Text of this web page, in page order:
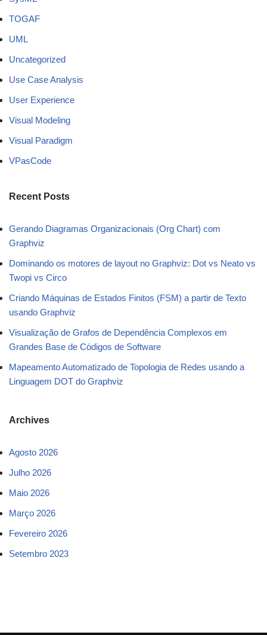
TOGAF
UML
Uncategorized
Use Case Analysis
User Experience
Visual Modeling
Visual Paradigm
VPasCode
Recent Posts
Gerando Diagramas Organizacionais (Org Chart) com
Graphviz
Dominando os motores de layout no Graphviz: Dot vs Neato vs
Twopi vs Circo
Criando Máquinas de Estados Finitos (FSM) a partir de Texto
usando Graphviz
Visualização de Grafos de Dependência Complexos em
Grandes Base de Códigos de Software
Mapeamento Automatizado de Topologia de Redes usando a
Linguagem DOT do Graphviz
Archives
Agosto 2026
Julho 2026
Maio 2026
Março 2026
Fevereiro 2026
Setembro 2023